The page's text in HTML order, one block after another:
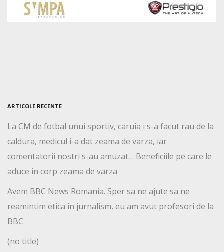
ARTICOLE RECENTE
La CM de fotbal unui sportiv, caruia i s-a facut rau de la
caldura, medicul i-a dat zeama de varza, iar
comentatorii nostri s-au amuzat… Beneficiile pe care le
aduce in corp zeama de varza
Avem BBC News Romania. Sper sa ne ajute sa ne
reamintim etica in jurnalism, eu am avut profesori de la
BBC
(no title)